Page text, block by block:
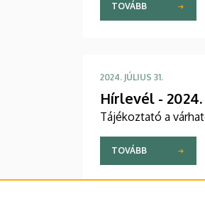
TOVÁBB
2024. JÚLIUS 31.
Hírlevél -
Tájékoztató a
TOVÁBB